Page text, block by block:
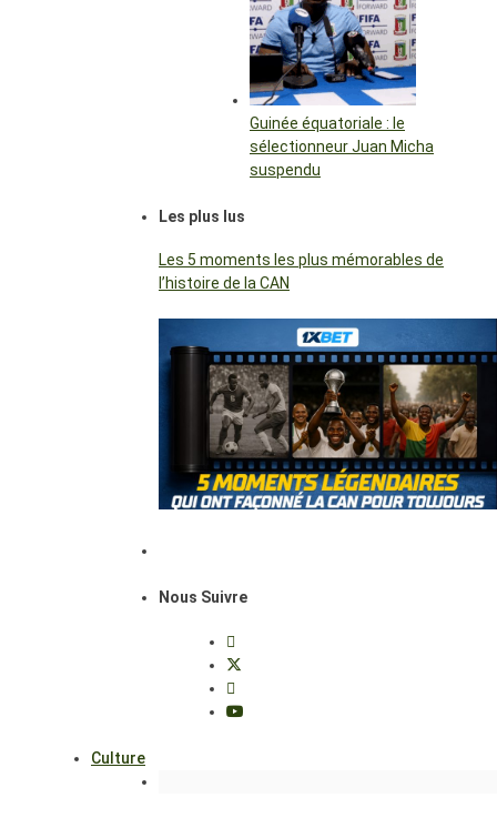
Guinée équatoriale : le
sélectionneur Juan Micha
suspendu
Les plus lus
Les 5 moments les plus mémorables de
l’histoire de la CAN
Nous Suivre
Culture